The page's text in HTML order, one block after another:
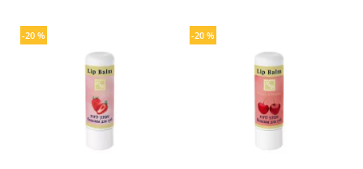
-20 % -20 %